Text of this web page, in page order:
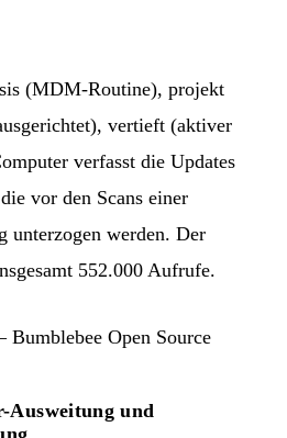
(MDM-Routine), projekt
vertieft (aktiver
verfasst die Updates
vor den Scans einer
unterzogen werden. Der
552.000 Aufrufe.
Open Source
und